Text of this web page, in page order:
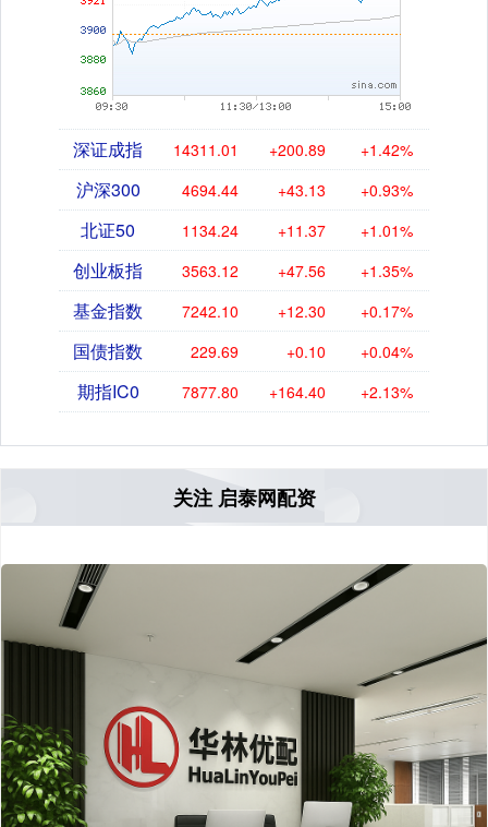
深证成指 14311.01 +200.89 +1.42%
沪深300 4694.44 +43.13 +0.93%
北证50 1134.24 +11.37 +1.01%
创业板指 3563.12 +47.56 +1.35%
基金指数 7242.10 +12.30 +0.17%
国债指数 229.69 +0.10 +0.04%
期指IC0 7877.80 +164.40 +2.13%
关注 启泰网配资